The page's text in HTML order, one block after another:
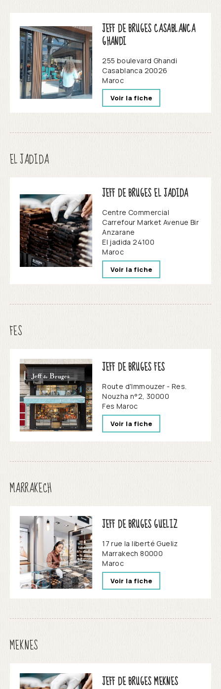
JEFF DE BRUGES CASABLANCA
GHANDI
255 boulevard Ghandi
Casablanca 20026
Maroc
Voir la fiche
EL JADIDA
JEFF DE BRUGES EL JADIDA
Centre Commercial
Carrefour Market Avenue Bir
Anzarane
El jadida 24100
Maroc
Voir la fiche
FES
JEFF DE BRUGES FES
Route d'Immouzer - Res.
Nouzha n°2, 30000
Fes Maroc
Voir la fiche
MARRAKECH
JEFF DE BRUGES GUELIZ
17 rue la liberté Gueliz
Marrakech80000
Maroc
Voir la fiche
MEKNES
JEFF DE BRUGES MEKNES